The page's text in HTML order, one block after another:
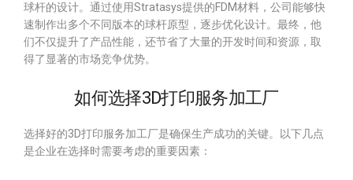
球杆的设计。通过使用Stratasys提供的FDM材料，公司能够快
速制作出多个不同版本的球杆原型，逐步优化设计。最终，他
们不仅提升了产品性能，还节省了大量的开发时间和资源，取
得了显著的市场竞争优势。
如何选择3D打印服务加工厂
选择好的3D打印服务加工厂是确保生产成功的关键。以下几点
是企业在选择时需要考虑的重要因素：